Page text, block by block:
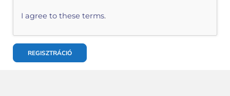
I agree to these terms.